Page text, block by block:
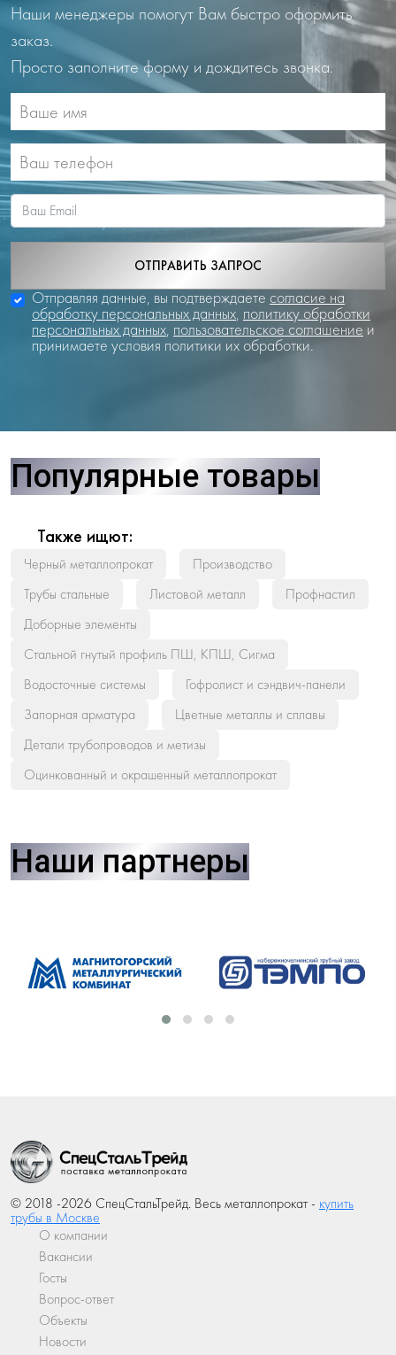
Наши менеджеры помогут Вам быстро оформить
заказ.
Просто заполните форму и дождитесь звонка.
ОТПРАВИТЬ ЗАПРОС
Отправляя данные, вы подтверждаете согласие на
обработку персональных данных, политику обработки
персональных данных, пользовательское соглашение и
принимаете условия политики их обработки.
Популярные товары
Также ищют:
Черный металлопрокат
Производство
Трубы стальные
Листовой металл
Профнастил
Доборные элементы
Стальной гнутый профиль ПШ, КПШ, Сигма
Водосточные системы
Гофролист и сэндвич-панели
Запорная арматура
Цветные металлы и сплавы
Детали трубопроводов и метизы
Оцинкованный и окрашенный металлопрокат
Наши партнеры
© 2018 -2026 СпецСтальТрейд. Весь металлопрокат - купить
трубы в Москве
О компании
Вакансии
Госты
Вопрос-ответ
Объекты
Новости